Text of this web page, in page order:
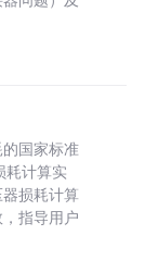
国家标准
耗计算实
损耗计算
，指导用户